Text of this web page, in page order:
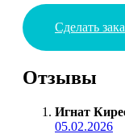
Сделать
Отзывы
Игнат
05.02.2026